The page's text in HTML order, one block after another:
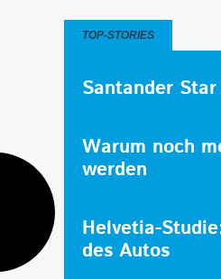
TOP-STORIES
Santander
Warum noch
werden
Helvetia-
des Autos